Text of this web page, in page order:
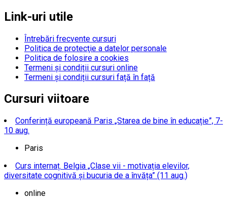
Link-uri utile
Întrebări frecvente cursuri
Politica de protecţie a datelor personale
Politica de folosire a cookies
Termeni și condiții cursuri online
Termeni și condiții cursuri față în față
Cursuri viitoare
Conferință europeană Paris „Starea de bine în educație”, 7-
10 aug.
Paris
Curs internaț. Belgia „Clase vii - motivația elevilor,
diversitate cognitivă și bucuria de a învăța” (11 aug.)
online